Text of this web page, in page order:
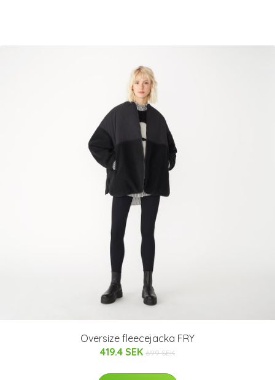
Oversize fleecejacka FRY
419.4 SEK 699 SEK